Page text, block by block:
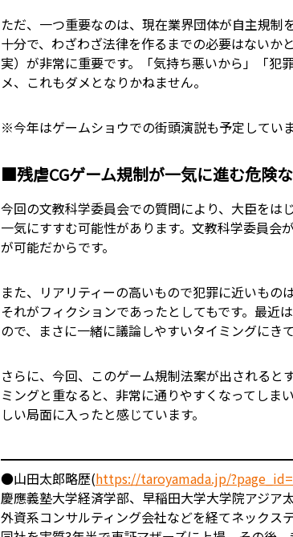
ただ、一つ重要なのは、現在業界団体が自主規
十分で、わざわざ法律を作るまでの必要はないか
実）が非常に重要です。「気持ち悪いから」「犯
メ、これもダメとなりかねません。
※今年はゲームショウでの街頭演説も予定していま
■残虐CGゲーム規制が一気に進む危険
今回の文教科学委員会での質問により、大臣をは
一気にすすむ可能性があります。文教科学委員会
が可能だからです。
また、リアリティーの高いもので犯罪に近いもの
それがフィクションであったとしてもです。最近
ので、まさに一緒に議論しやすいタイミングにき
さらに、今回、このゲーム規制法案が出される
ミングと重なると、非常に通りやすくなってしま
しい局面に入ったと感じています。
●山田太郎略歴(https://taroyamada.jp/
慶應義塾大学経済学部、早稲田大学大学院アジア
外資系コンサルティング会社などを経てネックス